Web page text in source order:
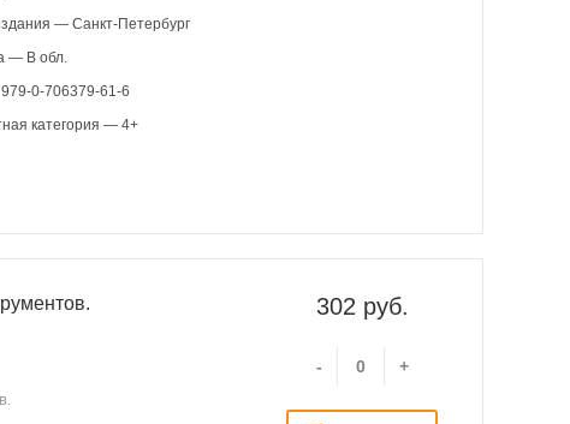
— Санкт-Петербург
— В обл.
0-706379-61-6
категория — 4+
302 руб.
- +